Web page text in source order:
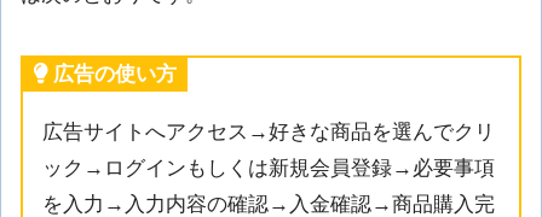
広告の使い方
広告サイトへアクセス→好きな商品を選んでクリ
ック→ログインもしくは新規会員登録→必要事項
を入力→入力内容の確認→入金確認→商品購入完